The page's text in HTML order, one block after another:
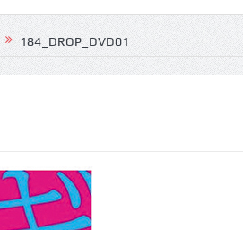
184_DROP_DVD01